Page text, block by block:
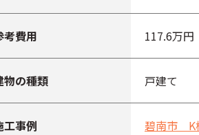
考費用 117.6万円
物の種類 戸建て
工事例 碧南市 K